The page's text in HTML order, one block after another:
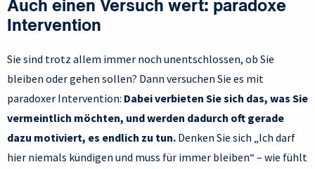
Auch einen Versuch wert: paradoxe
Intervention
Sie sind trotz allem immer noch unentschlossen, ob Sie
bleiben oder gehen sollen? Dann versuchen Sie es mit
paradoxer Intervention: Dabei verbieten Sie sich das, was Sie
vermeintlich möchten, und werden dadurch oft gerade
dazu motiviert, es endlich zu tun. Denken Sie sich „Ich darf
hier niemals kündigen und muss für immer bleiben“ – wie fühlt